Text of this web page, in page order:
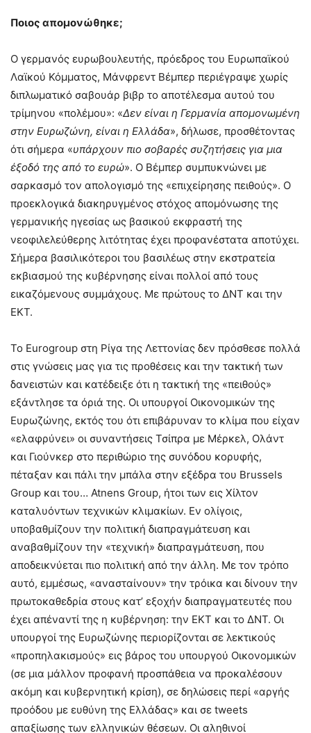
Ποιος απομονώθηκε;
Ο γερμανός ευρωβουλευτής, πρόεδρος του Ευρωπαϊκού
Λαϊκού Κόμματος, Μάνφρεντ Βέμπερ περιέγραψε χωρίς
διπλωματικό σαβουάρ βιβρ το αποτέλεσμα αυτού του
τρίμηνου «πολέμου»: «Δεν είναι η Γερμανία απομονωμένη
στην Ευρωζώνη, είναι η Ελλάδα», δήλωσε, προσθέτοντας
ότι σήμερα «υπάρχουν πιο σοβαρές συζητήσεις για μια
έξοδό της από το ευρώ». Ο Βέμπερ συμπυκνώνει με
σαρκασμό τον απολογισμό της «επιχείρησης πειθούς». Ο
προεκλογικά διακηρυγμένος στόχος απομόνωσης της
γερμανικής ηγεσίας ως βασικού εκφραστή της
νεοφιλελεύθερης λιτότητας έχει προφανέστατα αποτύχει.
Σήμερα βασιλικότεροι του βασιλέως στην εκστρατεία
εκβιασμού της κυβέρνησης είναι πολλοί από τους
εικαζόμενους συμμάχους. Με πρώτους το ΔΝΤ και την
ΕΚΤ.
Το Eurogroup στη Ρίγα της Λεττονίας δεν πρόσθεσε πολλά
στις γνώσεις μας για τις προθέσεις και την τακτική των
δανειστών και κατέδειξε ότι η τακτική της «πειθούς»
εξάντλησε τα όριά της. Οι υπουργοί Οικονομικών της
Ευρωζώνης, εκτός του ότι επιβάρυναν το κλίμα που είχαν
«ελαφρύνει» οι συναντήσεις Τσίπρα με Μέρκελ, Ολάντ
και Γιούνκερ στο περιθώριο της συνόδου κορυφής,
πέταξαν και πάλι την μπάλα στην εξέδρα του Brussels
Group και του… Atnens Group, ήτοι των εις Χίλτον
καταλυόντων τεχνικών κλιμακίων. Εν ολίγοις,
υποβαθμίζουν την πολιτική διαπραγμάτευση και
αναβαθμίζουν την «τεχνική» διαπραγμάτευση, που
αποδεικνύεται πιο πολιτική από την άλλη. Με τον τρόπο
αυτό, εμμέσως, «ανασταίνουν» την τρόικα και δίνουν την
πρωτοκαθεδρία στους κατ’ εξοχήν διαπραγματευτές που
έχει απέναντί της η κυβέρνηση: την ΕΚΤ και το ΔΝΤ. Οι
υπουργοί της Ευρωζώνης περιορίζονται σε λεκτικούς
«προπηλακισμούς» εις βάρος του υπουργού Οικονομικών
(σε μια μάλλον προφανή προσπάθεια να προκαλέσουν
ακόμη και κυβερνητική κρίση), σε δηλώσεις περί «αργής
προόδου με ευθύνη της Ελλάδας» και σε tweets
απαξίωσης των ελληνικών θέσεων. Οι αληθινοί